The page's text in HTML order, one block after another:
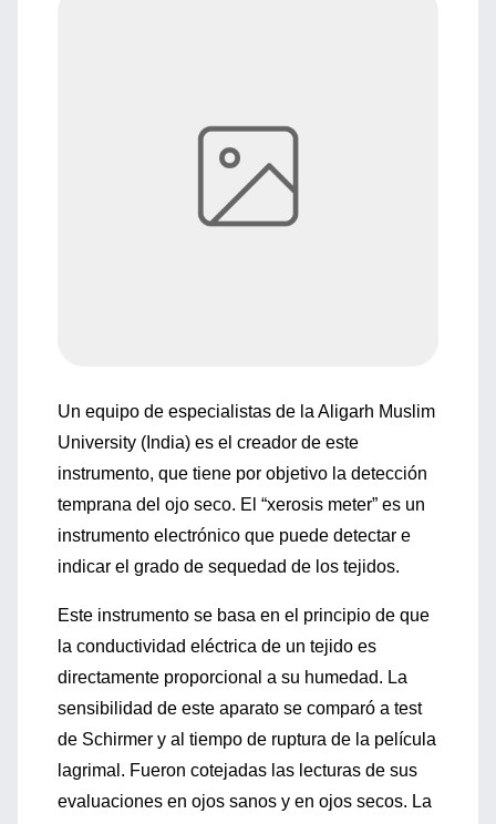
Un equipo de especialistas de la Aligarh Muslim
University (India) es el creador de este
instrumento, que tiene por objetivo la detección
temprana del ojo seco. El “xerosis meter” es un
instrumento electrónico que puede detectar e
indicar el grado de sequedad de los tejidos.
Este instrumento se basa en el principio de que
la conductividad eléctrica de un tejido es
directamente proporcional a su humedad. La
sensibilidad de este aparato se comparó a test
de Schirmer y al tiempo de ruptura de la película
lagrimal. Fueron cotejadas las lecturas de sus
evaluaciones en ojos sanos y en ojos secos. La